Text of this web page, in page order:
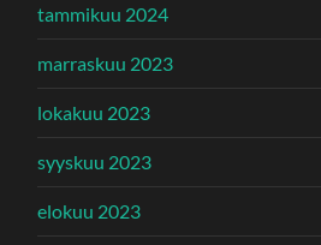
tammikuu 2024
marraskuu 2023
lokakuu 2023
syyskuu 2023
elokuu 2023